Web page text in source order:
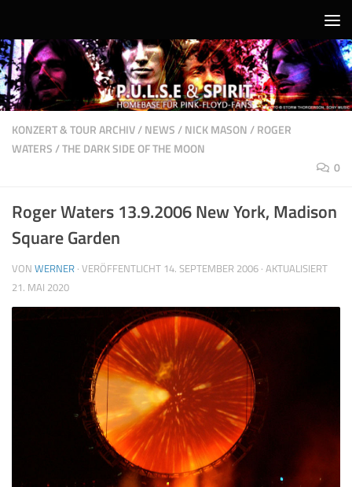
KONZERT & TOUR ARCHIV/NEWS/NICK MASON/ROGER
WATERS/THE DARK SIDE OF THE MOON
0
Roger Waters 13.9.2006 New York, Madison
Square Garden
VON WERNER · VERÖFFENTLICHT 14. SEPTEMBER 2006 · AKTUALISIERT
21. MAI 2020